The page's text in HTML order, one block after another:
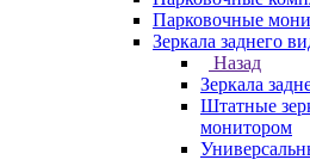
Парковочные
Зеркала заднего
Назад
Зеркала
Штатные
монитором